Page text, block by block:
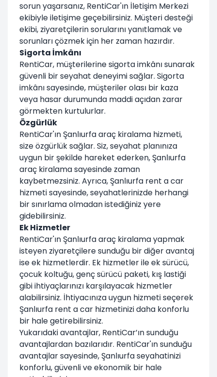
sorun yaşarsanız, RentiCar'ın İletişim Merkezi
ekibiyle iletişime geçebilirsiniz. Müşteri desteği
ekibi, ziyaretçilerin sorularını yanıtlamak ve
sorunları çözmek için her zaman hazırdır.
Sigorta İmkânı
RentiCar, müşterilerine sigorta imkânı sunarak
güvenli bir seyahat deneyimi sağlar. Sigorta
imkânı sayesinde, müşteriler olası bir kaza
veya hasar durumunda maddi açıdan zarar
görmekten kurtulurlar.
Özgürlük
RentiCar'ın Şanlıurfa araç kiralama hizmeti,
size özgürlük sağlar. Siz, seyahat planınıza
uygun bir şekilde hareket ederken, Şanlıurfa
araç kiralama sayesinde zaman
kaybetmezsiniz. Ayrıca, Şanlıurfa rent a car
hizmeti sayesinde, seyahatlerinizde herhangi
bir sınırlama olmadan istediğiniz yere
gidebilirsiniz.
Ek Hizmetler
RentiCar'ın Şanlıurfa araç kiralama yapmak
isteyen ziyaretçilere sunduğu bir diğer avantaj
ise ek hizmetlerdir. Ek hizmetler ile ek sürücü,
çocuk koltuğu, genç sürücü paketi, kış lastiği
gibi ihtiyaçlarınızı karşılayacak hizmetler
alabilirsiniz. İhtiyacınıza uygun hizmeti seçerek
Şanlıurfa rent a car hizmetinizi daha konforlu
bir hale getirebilirsiniz.
Yukarıdaki avantajlar, RentiCar’ın sunduğu
avantajlardan bazılarıdır. RentiCar'ın sunduğu
avantajlar sayesinde, Şanlıurfa seyahatinizi
konforlu, güvenli ve ekonomik bir hale